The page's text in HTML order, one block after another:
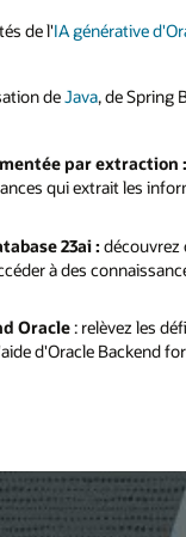
de l'IA générative
deJava, de Spring
par extraction :
qui extrait les
23ai : découvrez
à des
Oracle: relèvez les
d'Oracle Backend